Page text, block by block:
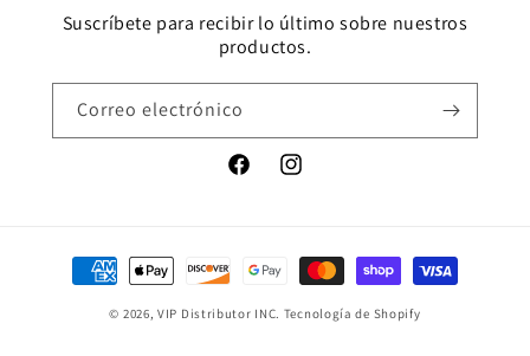
Suscríbete para recibir lo último sobre nuestros
productos.
Correo electrónico
FacebookInstagram
Formas
de
© 2026,VIP Distributor INC. Tecnología de Shopify